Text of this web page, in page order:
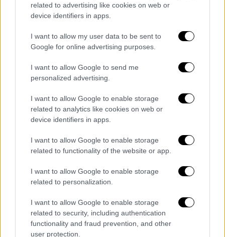
related to advertising like cookies on web or
device identifiers in apps.
I want to allow my user data to be sent to
Google for online advertising purposes.
I want to allow Google to send me
personalized advertising.
I want to allow Google to enable storage
related to analytics like cookies on web or
device identifiers in apps.
I want to allow Google to enable storage
related to functionality of the website or app.
I want to allow Google to enable storage
related to personalization.
I want to allow Google to enable storage
related to security, including authentication
functionality and fraud prevention, and other
user protection.
Μεγάλη Πέμπτη: Τι γιορτάζουμε σήμερα
- Ο συμβολισμός της ημέρας
Η Μεγάλη Πέμπτη σύμφωνα με την
Ορθόδοξη Εκκλησία αφιερώνεται στην
ανάμνηση τεσσάρων γεγονότων τα οποία
περιγράφονται στα Ευαγγέλια και τα οποία
συνέβησαν σύμφωνα με τις ευαγγελικές